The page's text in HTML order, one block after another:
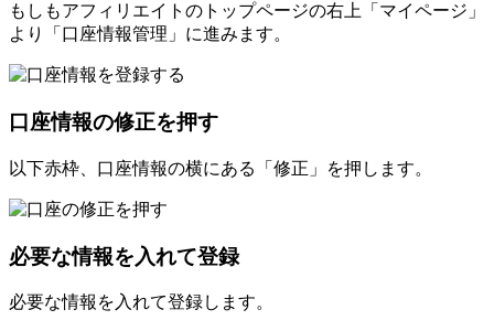
もしもアフィリエイトのトップページの右上「マイページ」
より「口座情報管理」に進みます。
口座情報の修正を押す
以下赤枠、口座情報の横にある「修正」を押します。
必要な情報を入れて登録
必要な情報を入れて登録します。